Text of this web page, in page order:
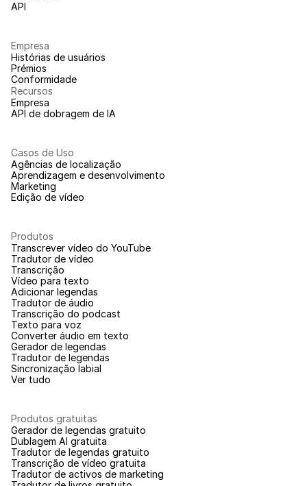
API
Empresa
Histórias de usuários
Prémios
Conformidade
Recursos
Empresa
API de dobragem de IA
Casos de Uso
Agências de localização
Aprendizagem e desenvolvimento
Marketing
Edição de vídeo
Produtos
Transcrever vídeo do YouTube
Tradutor de vídeo
Transcrição
Vídeo para texto
Adicionar legendas
Tradutor de áudio
Transcrição do podcast
Texto para voz
Converter áudio em texto
Gerador de legendas
Tradutor de legendas
Sincronização labial
Ver tudo
Produtos gratuitas
Gerador de legendas gratuito
Dublagem AI gratuita
Tradutor de legendas gratuito
Transcrição de vídeo gratuita
Tradutor de activos de marketing